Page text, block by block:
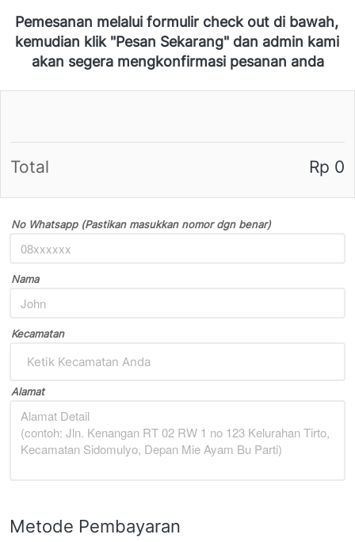
Pemesanan melalui formulir check out di bawah,
kemudian klik "Pesan Sekarang" dan admin kami
akan segera mengkonfirmasi pesanan anda
No Whatsapp (Pastikan masukkan nomor dgn benar)
Nama
Kecamatan
Ketik Kecamatan Anda
Alamat
Metode Pembayaran
Total Rp 0